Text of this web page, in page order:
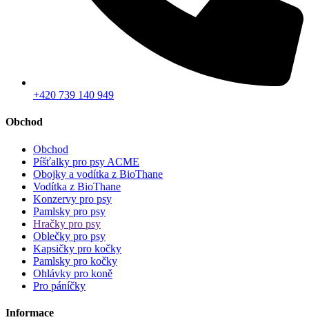
+420 739 140 949
Obchod
Obchod
Píšťalky pro psy ACME
Obojky a vodítka z BioThane
Vodítka z BioThane
Konzervy pro psy
Pamlsky pro psy
Hračky pro psy
Oblečky pro psy
Kapsičky pro kočky
Pamlsky pro kočky
Ohlávky pro koně
Pro páníčky
Informace